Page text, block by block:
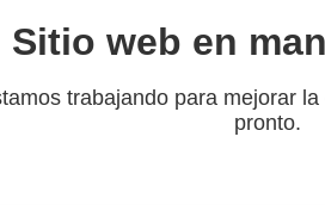
Sitio web en
trabajando para mejorar
pronto.